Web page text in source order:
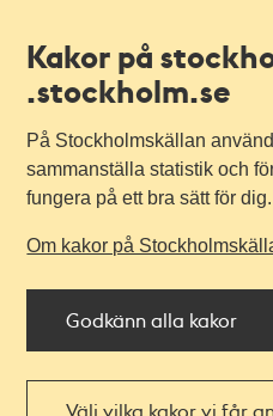
Kakor på
.stockholm.se
På Stockholmskällan
sammanställa statistik och
fungera på ett bra sätt för dig.
Om kakor på
Godkänn alla kakor
Välj vilka kakor vi får